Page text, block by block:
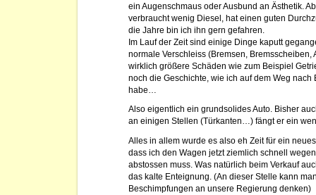
ein Augenschmaus oder Ausbund an Ästhetik.
verbraucht wenig Diesel, hat einen guten
die Jahre bin ich ihn gern gefahren.
Im Lauf der Zeit sind einige Dinge kaputt
normale Verschleiss (Bremsen,
wirklich größere Schäden wie zum Beispiel
noch die Geschichte, wie ich auf dem Weg
habe…
Also eigentlich ein grundsolides Auto. Bisher
an einigen Stellen (Türkanten…) fängt er ein
Alles in allem wurde es also eh Zeit für ein
dass ich den Wagen jetzt ziemlich schnell
abstossen muss. Was natürlich beim Verkauf
das kalte Enteignung. (An dieser Stelle kann
Beschimpfungen an unsere Regierung denken)